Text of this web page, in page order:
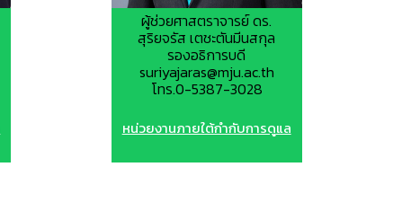
ผู้ช่วยศาสตราจารย์ ดร.
สุริยจรัส เตชะตันมีนสกุล
รองอธิการบดี
suriyajaras@mju.ac.th
โทร.0-5387-3028
หน่วยงานภายใต้กำกับการดูแล